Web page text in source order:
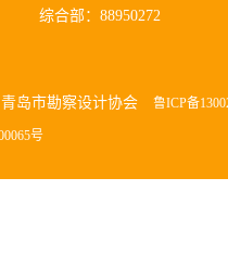
综合部：88950272
岛市勘察设计协会 鲁ICP备
号